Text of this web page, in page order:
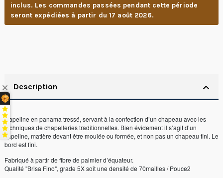
inclus. Les commandes passées pendant cette période
seront expédiées à partir du 17 août 2026.
Description
Capeline en panama tressé, servant à la confection d’un chapeau avec les
techniques de chapelleries traditionnelles. Bien évidement il s’agit d’un
capeline, matière devant être moulée ou formée, et non pas un chapeau fini. Le
bord est fini.
Fabriqué à partir de fibre de palmier d’équateur.
Qualité "Brisa Fino", grade 5X soit une densité de 70mailles / Pouce2